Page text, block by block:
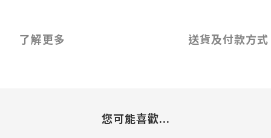
了解更多 送貨及付款方式
您可能喜歡...